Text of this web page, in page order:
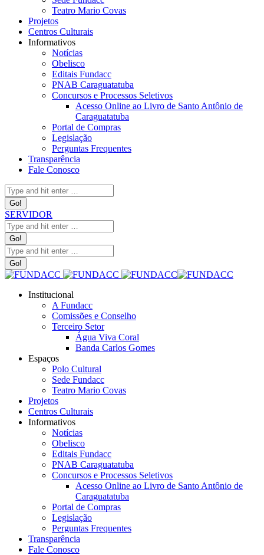
Teatro Mario Covas
Projetos
Centros Culturais
Informativos
Notícias
Obelisco
Editais Fundacc
PNAB Caraguatatuba
Concursos e Processos Seletivos
Acesso Online ao Livro de Santo Antônio de
Caraguatatuba
Portal de Compras
Legislação
Perguntas Frequentes
Transparência
Fale Conosco
Search:
SERVIDOR
Search:
Search:
Institucional
A Fundacc
Comissões e Conselho
Terceiro Setor
Água Viva Coral
Banda Carlos Gomes
Espaços
Polo Cultural
Sede Fundacc
Teatro Mario Covas
Projetos
Centros Culturais
Informativos
Notícias
Obelisco
Editais Fundacc
PNAB Caraguatatuba
Concursos e Processos Seletivos
Acesso Online ao Livro de Santo Antônio de
Caraguatatuba
Portal de Compras
Legislação
Perguntas Frequentes
Transparência
Fale Conosco